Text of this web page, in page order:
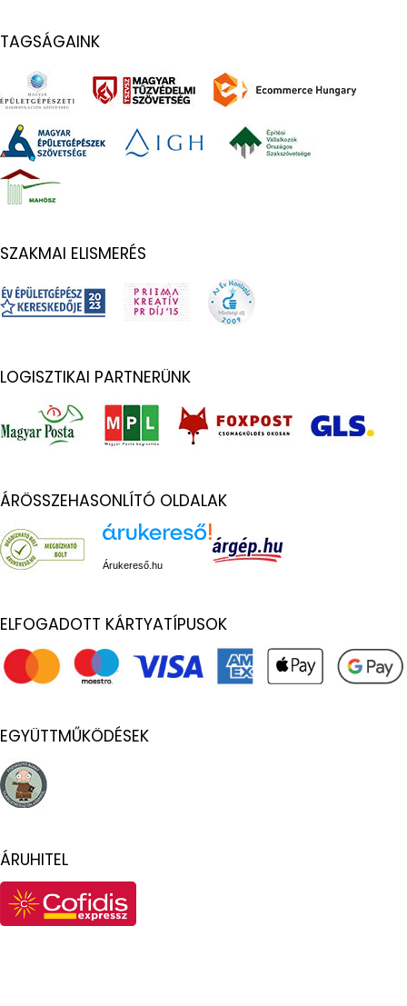
TAGSÁGAINK
SZAKMAI ELISMERÉS
LOGISZTIKAI PARTNERÜNK
ÁRÖSSZEHASONLÍTÓ OLDALAK
Árukereső.hu
ELFOGADOTT KÁRTYATÍPUSOK
EGYÜTTMŰKÖDÉSEK
ÁRUHITEL